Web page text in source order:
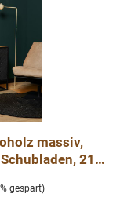
massiv,
210
gespart)